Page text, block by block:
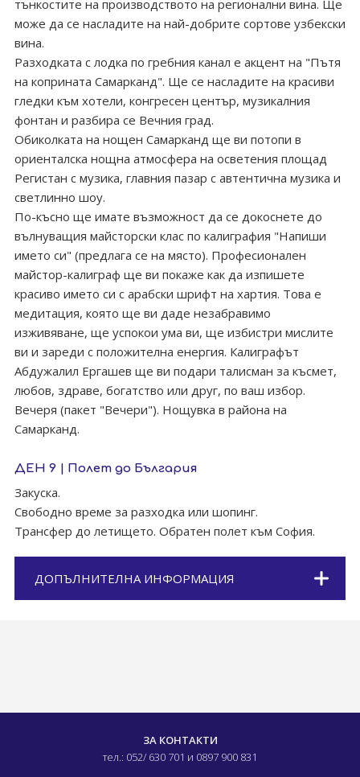
тънкостите на производството на регионални вина. Ще
може да се насладите на най-добрите сортове узбекски
вина.
Разходката с лодка по гребния канал е акцент на "Пътя
на коприната Самарканд". Ще се насладите на красиви
гледки към хотели, конгресен център, музикалния
фонтан и разбира се Вечния град.
Обиколката на нощен Самарканд ще ви потопи в
ориенталска нощна атмосфера на осветения площад
Регистан с музика, главния пазар с автентична музика и
светлинно шоу.
По-късно ще имате възможност да се докоснете до
вълнуващия майсторски клас по калиграфия "Напиши
името си" (предлага се на място). Професионален
майстор-калиграф ще ви покаже как да изпишете
красиво името си с арабски шрифт на хартия. Това е
медитация, която ще ви даде незабравимо
изживяване, ще успокои ума ви, ще избистри мислите
ви и зареди с положителна енергия. Калиграфът
Абдужалил Ергашев ще ви подари талисман за късмет,
любов, здраве, богатство или друг, по ваш избор.
Вечеря (пакет "Вечери"). Нощувка в района на
Самарканд.
ДЕН 9 | Полет до България
Закуска.
Свободно време за разходка или шопинг.
Трансфер до летището. Обратен полет към София.
ДОПЪЛНИТЕЛНА ИНФОРМАЦИЯ
ЗА КОНТАКТИ
тел.: 052/ 630 701 и 0897 900 831